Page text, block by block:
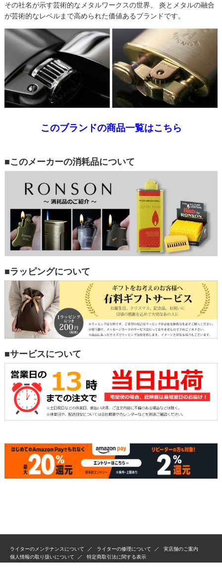
その社名が示す芸術的なメタルワークスの世界。 炎とメタルの融合
が芸術的なレベルまで高められた価値あるブランドです。
このブランドの商品一覧はこちら
■このメーカーの消耗品について
■ラッピングについて
■サービスについて
ライターのメンテナンスについて ライターの修理について
実店舗のご案内
個人情報の取り扱いについて
特定商取引法に関する表示